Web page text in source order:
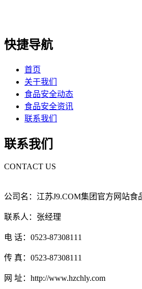
快捷导航
首页
关于我们
食品安全动态
食品安全资讯
联系我们
联系我们
CONTACT US
公司名：江苏J9.COM集团官方网站食
联系人：张经理
电 话：0523-87308111
传 真：0523-87308111
网 址：http://www.hzchly.com